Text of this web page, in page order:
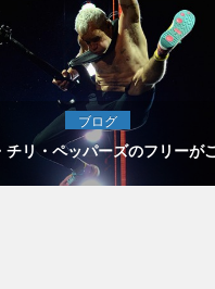
ブログ
チリ・ペッパーズのフリーが